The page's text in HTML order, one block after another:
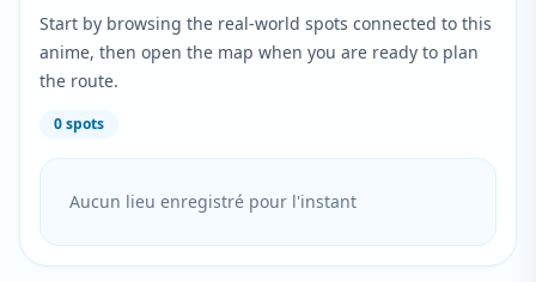
Start by browsing the real-world spots connected to this
anime, then open the map when you are ready to plan
the route.
0spots
Aucun lieu enregistré pour l'instant